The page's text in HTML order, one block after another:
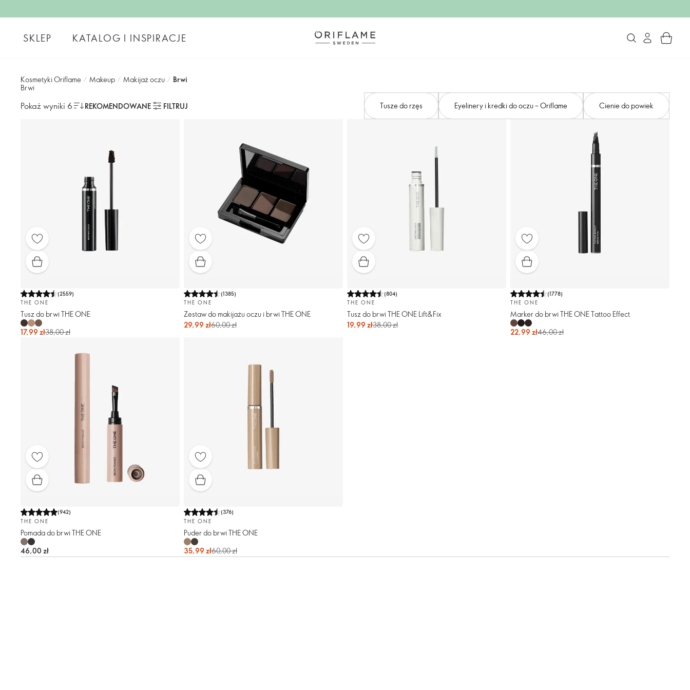
SKLEP KATALOG I INSPIRACJE
Kosmetyki Oriflame / Makeup / Makijaż oczu / Brwi
Brwi
Pokaż wyniki 6 REKOMENDOWANE FILTRUJ Tusze do rzęs Eyelinery i kredki do oczu – Oriflame Cienie do powiek
(2559)
THE ONE
Tusz do brwi THE ONE
17,99 zł38,00 zł
(1385)
THE ONE
Zestaw do makijażu oczu i brwi THE ONE
29,99 zł60,00 zł
(804)
THE ONE
Tusz do brwi THE ONE Lift&Fix
19,99 zł38,00 zł
(1778)
THE ONE
Marker do brwi THE ONE Tattoo Effect
22,99 zł46,00 zł
(942)
THE ONE
Pomada do brwi THE ONE
46,00 zł
(376)
THE ONE
Puder do brwi THE ONE
35,99 zł60,00 zł